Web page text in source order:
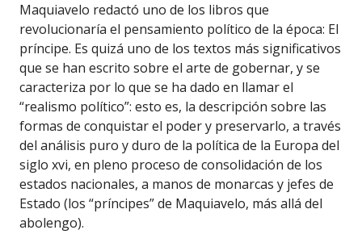
Maquiavelo redactó uno de los libros que
revolucionaría el pensamiento político de la época: El
príncipe. Es quizá uno de los textos más significativos
que se han escrito sobre el arte de gobernar, y se
caracteriza por lo que se ha dado en llamar el
“realismo político”: esto es, la descripción sobre las
formas de conquistar el poder y preservarlo, a través
del análisis puro y duro de la política de la Europa del
siglo xvi, en pleno proceso de consolidación de los
estados nacionales, a manos de monarcas y jefes de
Estado (los “príncipes” de Maquiavelo, más allá del
abolengo).